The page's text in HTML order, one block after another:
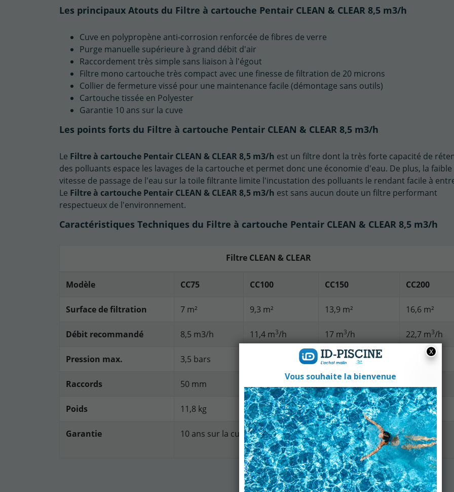
Les principaux Atouts du Filtre à cartouche Pentair CLEAN & CLEAR 8,5 m3/h
Cuve en polypropène anti-corrosion renforcée de fibres de verre
Purge manuelle supérieure à grand débit d'air
Raccordement très simple sans liaison à l'égout
Filtre mono cartouche très compact avec une finesse de filtration de 20 microns
Collier de fermeture vissé pour une maintenance facile (démontage sans outils)
Cartouche tissée en Polyester
Garantie 10 ans sur la cuve
Les points forts du Filtre à cartouche Pentair CLEAN & CLEAR 8,5 m3/h
Le Filtre à cartouche Pentair CLEAN & CLEAR 8,5 m3/h est un filtre dont la très forte capacité de
des polluants espace les lavages de la cartouche et permet donc une économie d'eau. De plus, la faible
vitesse de passage de l'eau sur la toile filtrante limite l'incustation des polluants le rendant facile à
Le Filtre à cartouche Pentair CLEAN & CLEAR 8,5 m3/h est sans aucun doute un filtre performant
respectueux de l'environnement.
Caractéristiques Techniques du Filtre à cartouche Pentair CLEAN & CLEAR 8,5 m3/h
Filtre CLEAN & CLEAR
Modèle CC75 CC100 CC150 CC200
Surface de filtration 7 m² 9,3 m² 13,9 m² 16,6 m²
Débit recommandé 8,5 m3/h 11,4 m3/h 17 m3/h 22,7 m3/h
Pression max. 3,5 bars 3,5 bars 3,5 bars
Raccords 50 mm
Poids 11,8 kg 15 kg 15,9 kg 16,2kg
Garantie 10 ans sur la cuve